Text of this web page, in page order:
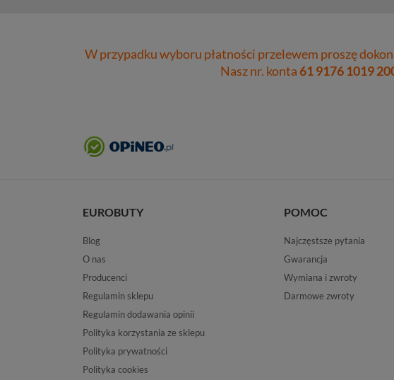
W przypadku wyboru płatności przelewem proszę
Nasz nr. konta61 9176 1019
EUROBUTY
Blog
O nas
Producenci
Regulamin sklepu
Regulamin dodawania opinii
Polityka korzystania ze sklepu
Polityka prywatności
Polityka cookies
POMOC
Najczęstsze pytania
Gwarancja
Wymiana i zwroty
Darmowe zwroty